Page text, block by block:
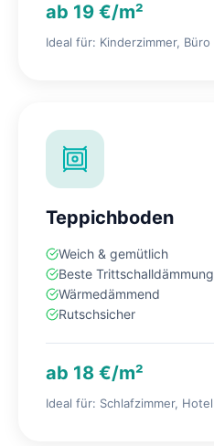
ab 19 €/m²
Ideal für: Kinderzimmer, Büro
Teppichboden
Weich & gemütlich
Beste Trittschalldämmung
Wärmedämmend
Rutschsicher
ab 18 €/m²
Ideal für: Schlafzimmer, Hotel